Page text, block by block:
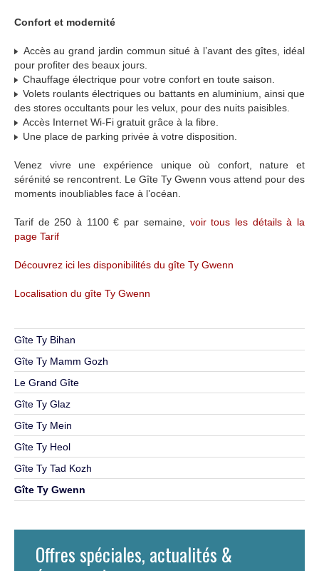
Confort et modernité
Accès au grand jardin commun situé à l’avant des gîtes, idéal
pour profiter des beaux jours.
Chauffage électrique pour votre confort en toute saison.
Volets roulants électriques ou battants en aluminium, ainsi que
des stores occultants pour les velux, pour des nuits paisibles.
Accès Internet Wi-Fi gratuit grâce à la fibre.
Une place de parking privée à votre disposition.
Venez vivre une expérience unique où confort, nature et
sérénité se rencontrent. Le Gîte Ty Gwenn vous attend pour des
moments inoubliables face à l’océan.
Tarif de 250 à 1100 € par semaine, voir tous les détails à la
page Tarif
Découvrez ici les disponibilités du gîte Ty Gwenn
Localisation du gîte Ty Gwenn
Gîte Ty Bihan
Gîte Ty Mamm Gozh
Le Grand Gîte
Gîte Ty Glaz
Gîte Ty Mein
Gîte Ty Heol
Gîte Ty Tad Kozh
Gîte Ty Gwenn
Offres spéciales, actualités &